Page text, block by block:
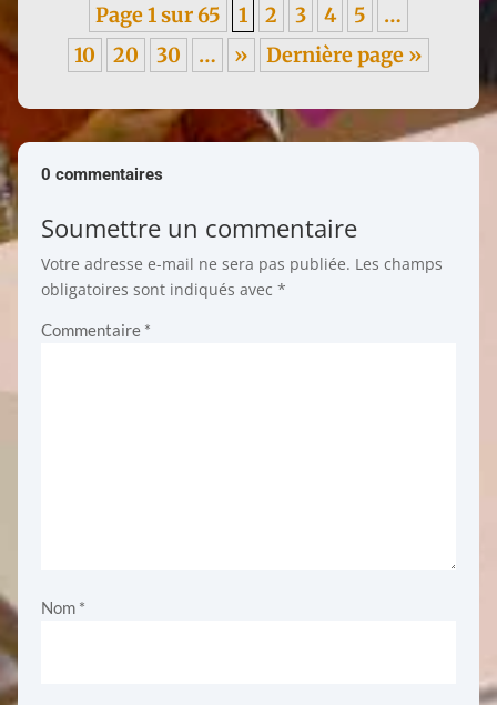
Page 1 sur 65 1 2 3 4 5
…
10
20 30 … » Dernière page »
0 commentaires
Soumettre un commentaire
Votre adresse e-mail ne sera pas publiée. Les champs
obligatoires sont indiqués avec *
Commentaire *
Nom *